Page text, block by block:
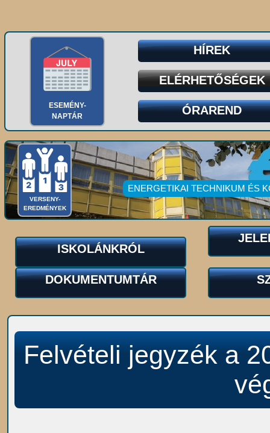
ESEMÉNY-
NAPTÁR
HÍREK
ELÉRHETŐSÉGEK
ÓRAREND
VERSENY-
EREDMÉNYEK
ENERGETIKAI TECHNIKUM ÉS
ISKOLÁNKRÓL
DOKUMENTUMTÁR
Felvételi jegyzék a